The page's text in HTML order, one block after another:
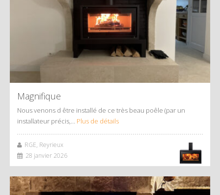
Magnifique
Nous venons d être installé de ce très beau poêle (par un
installateur précis,… Plus de détails
RGE, Reyrieux
28 janvier 2026